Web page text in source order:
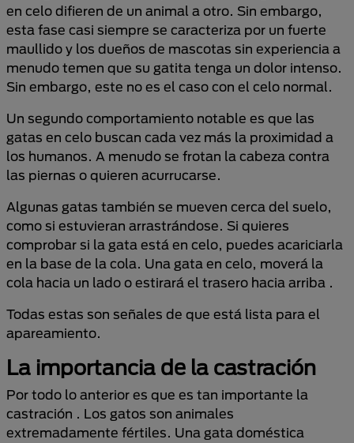
en celo difieren de un animal a otro. Sin embargo,
esta fase casi siempre se caracteriza por un fuerte
maullido y los dueños de mascotas sin experiencia a
menudo temen que su gatita tenga un dolor intenso.
Sin embargo, este no es el caso con el celo normal.
Un segundo comportamiento notable es que las
gatas en celo buscan cada vez más la proximidad a
los humanos. A menudo se frotan la cabeza contra
las piernas o quieren acurrucarse.
Algunas gatas también se mueven cerca del suelo,
como si estuvieran arrastrándose. Si quieres
comprobar si la gata está en celo, puedes acariciarla
en la base de la cola. Una gata en celo, moverá la
cola hacia un lado o estirará el trasero hacia arriba .
Todas estas son señales de que está lista para el
apareamiento.
La importancia de la castración
Por todo lo anterior es que es tan importante la
castración . Los gatos son animales
extremadamente fértiles. Una gata doméstica